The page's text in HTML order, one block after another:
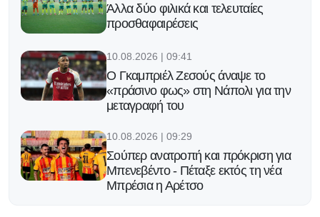
Άλλα δύο φιλικά και τελευταίες
προσθαφαιρέσεις
10.08.2026 | 09:41
O Γκαμπριέλ Ζεσούς άναψε το
«πράσινο φως» στη Νάπολι για την
μεταγραφή του
10.08.2026 | 09:29
Σούπερ ανατροπή και πρόκριση για
Μπενεβέντο - Πέταξε εκτός τη νέα
Μπρέσια η Αρέτσο